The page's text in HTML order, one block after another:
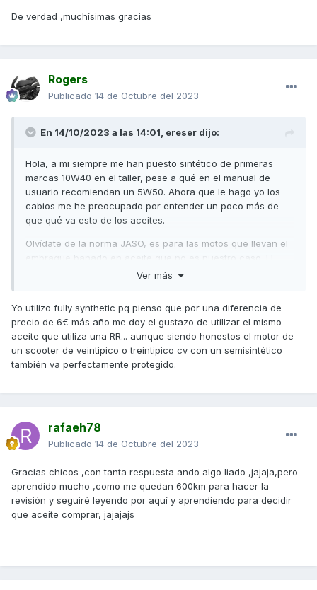
De verdad ,muchísimas gracias
Rogers
Publicado 14 de Octubre del 2023
En 14/10/2023 a las 14:01, ereser dijo:
Hola, a mi siempre me han puesto sintético de primeras
marcas 10W40 en el taller, pese a qué en el manual de
usuario recomiendan un 5W50. Ahora que le hago yo los
cabios me he preocupado por entender un poco más de
que qué va esto de los aceites.
Olvídate de la norma JASO, es para las motos que llevan el
embrague bañado en aceite que no es nuestro caso. El
nuestro debe cumplir con las normas API y como mínimo la
cumplen y están por encima de la SJ. Ten cuidado porque
todavía hay en el mercado API SG y SH (obsoletos). Échale
siempre 100% sintético y cámbialo cada 5.000 km.
El 10W40 siempre me ha dado muy buen resultado, llegaba
vez que a los 4.000 km he tenido que rellenar y bastante. La
5W50 que además del recomendado por Kymco para
nuestras
, es un poco más denso que el 10W40 y tendré,
espero, menos consumo.
En el mercado hay muy pocas marcas que ofrezcan un
5W50 100% sintético y las que hay son carisiisisimas...pero
ahí encontré uno bastante asequible de la marca Mobil que
además dice que es especial para motores de mas de
Ver más
Yo utilizo fully synthetic pq pienso que por una diferencia de
precio de 6€ más año me doy el gustazo de utilizar el mismo
aceite que utiliza una RR... aunque siendo honestos el motor de
un scooter de veintipico o treintipico cv con un semisintético
también va perfectamente protegido.
rafaeh78
Publicado 14 de Octubre del 2023
Gracias chicos ,con tanta respuesta ando algo liado ,jajaja,pero
aprendido mucho ,como me quedan 600km para hacer la
revisión y seguiré leyendo por aquí y aprendiendo para decidir
que aceite comprar, jajajajs